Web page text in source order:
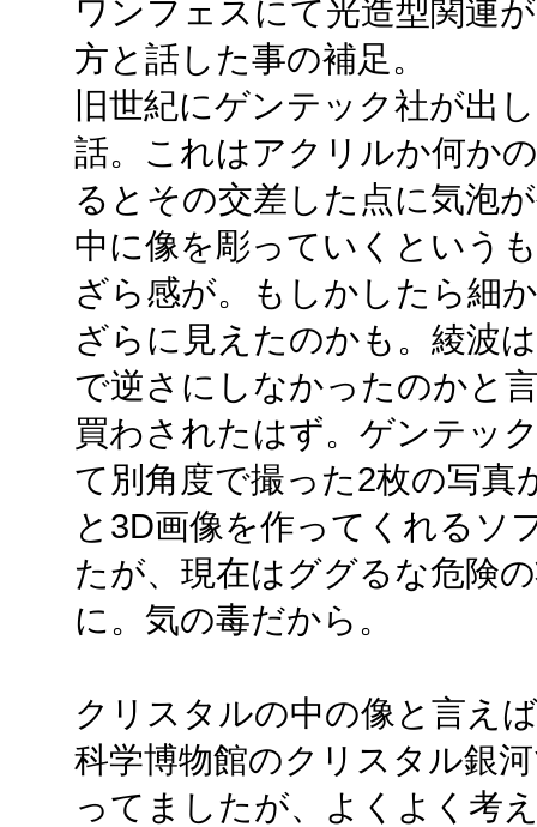
ワンフェスにて光造型関連
方と話した事の補足。
旧世紀にゲンテック社が出
話。これはアクリルか何か
るとその交差した点に気泡
中に像を彫っていくという
ざら感が。もしかしたら細
ざらに見えたのかも。綾波
で逆さにしなかったのかと
買わされたはず。ゲンテッ
て別角度で撮った2枚の写真
と3D画像を作ってくれるソ
たが、現在はググるな危険
に。気の毒だから。
クリスタルの中の像と言え
科学博物館のクリスタル銀
ってましたが、よくよく考